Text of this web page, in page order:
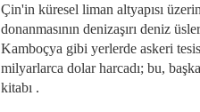
Çin'in küresel liman altyapısı
donanmasının denizaşırı deniz
Kamboçya gibi yerlerde askeri
milyarlarca dolar harcadı; bu,
kitabı .